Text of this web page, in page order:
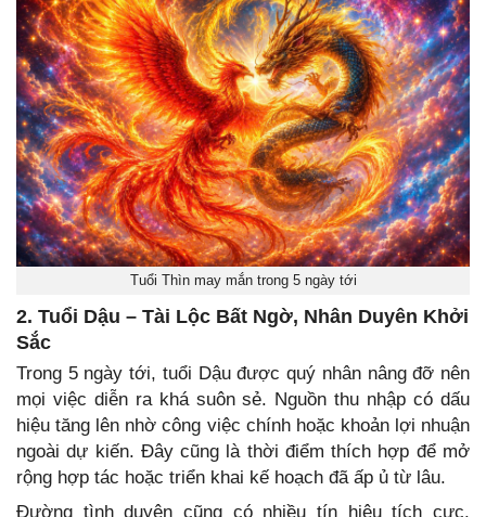
Tuổi Thìn may mắn trong 5 ngày tới
2. Tuổi Dậu – Tài Lộc Bất Ngờ, Nhân Duyên Khởi
Sắc
Trong 5 ngày tới, tuổi Dậu được quý nhân nâng đỡ nên
mọi việc diễn ra khá suôn sẻ. Nguồn thu nhập có dấu
hiệu tăng lên nhờ công việc chính hoặc khoản lợi nhuận
ngoài dự kiến. Đây cũng là thời điểm thích hợp để mở
rộng hợp tác hoặc triển khai kế hoạch đã ấp ủ từ lâu.
Đường tình duyên cũng có nhiều tín hiệu tích cực.